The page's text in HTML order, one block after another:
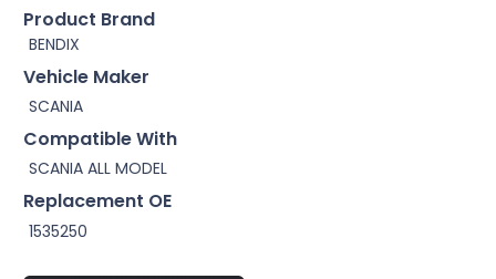
Product Brand
BENDIX
Vehicle Maker
SCANIA
Compatible With
SCANIA ALL MODEL
Replacement OE
1535250